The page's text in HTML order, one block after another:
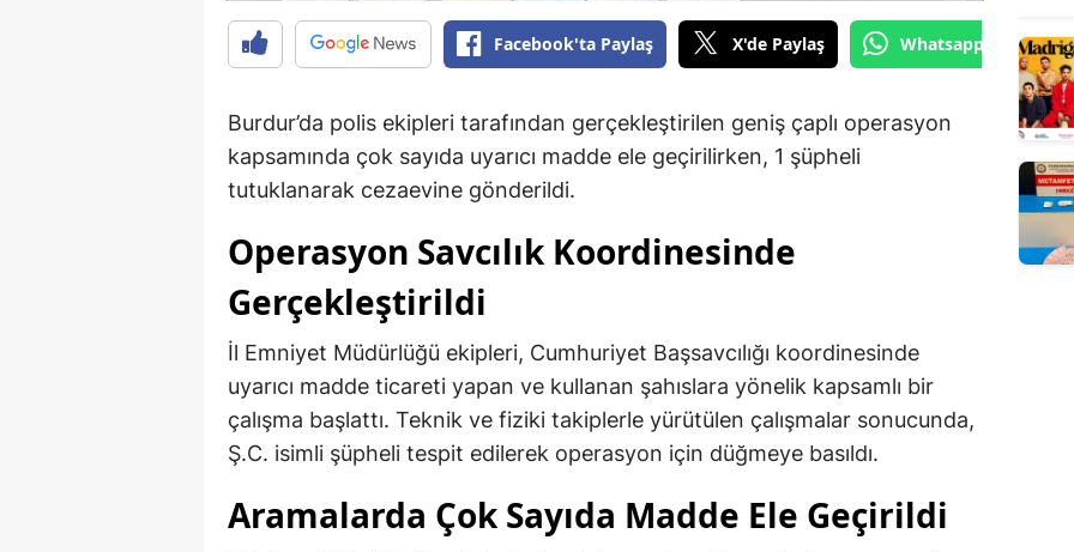
Facebook'ta Paylaş X'de Paylaş Whatsapp'tan
Burdur’da polis ekipleri tarafından gerçekleştirilen geniş çaplı operasyon
kapsamında çok sayıda uyarıcı madde ele geçirilirken, 1 şüpheli
tutuklanarak cezaevine gönderildi.
Operasyon Savcılık Koordinesinde
Gerçekleştirildi
İl Emniyet Müdürlüğü ekipleri, Cumhuriyet Başsavcılığı koordinesinde
uyarıcı madde ticareti yapan ve kullanan şahıslara yönelik kapsamlı bir
çalışma başlattı. Teknik ve fiziki takiplerle yürütülen çalışmalar sonucunda,
Ş.C. isimli şüpheli tespit edilerek operasyon için düğmeye basıldı.
Aramalarda Çok Sayıda Madde Ele Geçirildi